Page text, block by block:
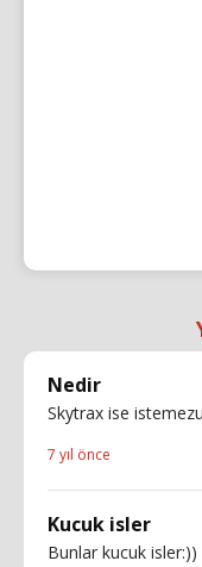
Nedir
Skytrax ise
7 yıl önce
Kucuk isler
Bunlar kucuk isler:))